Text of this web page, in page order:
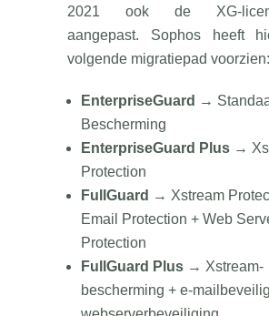
2021 ook de XG-
aangepast. Sophos heeft
volgende migratiepad voorzien:
EnterpriseGuard →
Bescherming
EnterpriseGuard Plus →
Protection
FullGuard → Xstream
Email Protection + Web
Protection
FullGuard Plus → Xstream-
bescherming + e-